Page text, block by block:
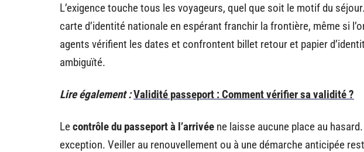
L’exigence touche tous les voyageurs, quel que soit le motif du
carte d’identité nationale en espérant franchir la frontière, même si
agents vérifient les dates et confrontent billet retour et papier
ambiguïté.
Lire également :Validité passeport : Comment vérifier sa validité ?
Lecontrôle du passeport à l’arrivée ne laisse aucune place au
exception. Veiller au renouvellement ou à une démarche anticipée